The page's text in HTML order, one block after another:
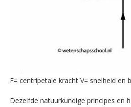
F= centripetale kracht V= snelheid en
Dezelfde natuurkundige principes en